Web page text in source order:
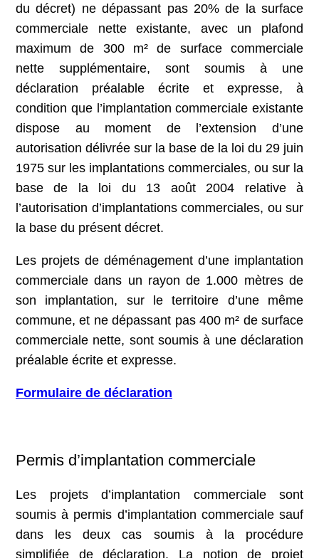
du décret) ne dépassant pas 20% de la surface
commerciale nette existante, avec un plafond
maximum de 300 m² de surface commerciale
nette supplémentaire, sont soumis à une
déclaration préalable écrite et expresse, à
condition que l’implantation commerciale existante
dispose au moment de l’extension d’une
autorisation délivrée sur la base de la loi du 29 juin
1975 sur les implantations commerciales, ou sur la
base de la loi du 13 août 2004 relative à
l’autorisation d’implantations commerciales, ou sur
la base du présent décret.
Les projets de déménagement d’une implantation
commerciale dans un rayon de 1.000 mètres de
son implantation, sur le territoire d’une même
commune, et ne dépassant pas 400 m² de surface
commerciale nette, sont soumis à une déclaration
préalable écrite et expresse.
Formulaire de déclaration
Permis d’implantation commerciale
Les projets d’implantation commerciale sont
soumis à permis d’implantation commerciale sauf
dans les deux cas soumis à la procédure
simplifiée de déclaration. La notion de projet